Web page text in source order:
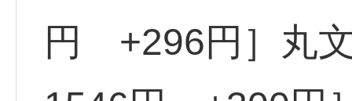
円 +296円］丸